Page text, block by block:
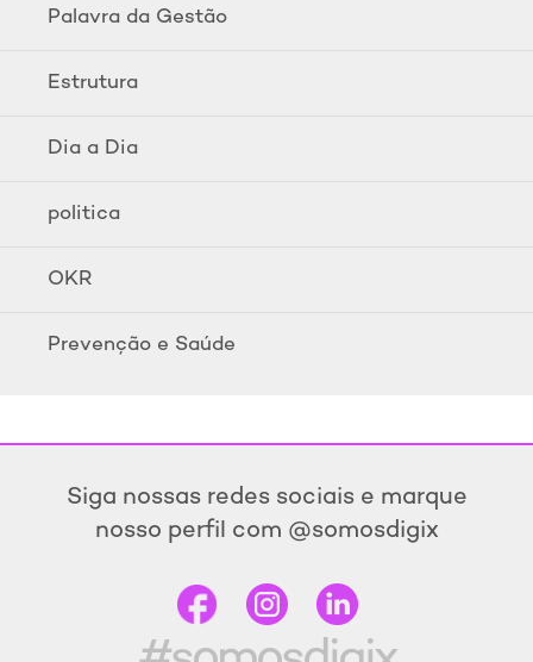
Palavra da Gestão
Estrutura
Dia a Dia
politica
OKR
Prevenção e Saúde
Siga nossas redes sociais e marque
nosso perfil com @somosdigix